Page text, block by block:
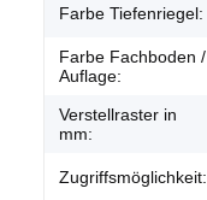
Farbe Tiefenriegel:
Farbe Fachboden /
Auflage:
Verstellraster in
mm:
Zugriffsmöglichkeit: